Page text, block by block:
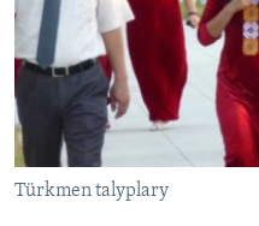
Türkmen talyplary